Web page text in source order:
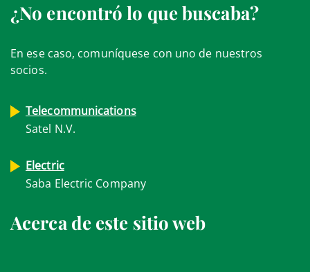
¿No encontró lo que buscaba?
En ese caso, comuníquese con uno de nuestros
socios.
Telecommunications
Satel N.V.
Electric
Saba Electric Company
Acerca de este sitio web